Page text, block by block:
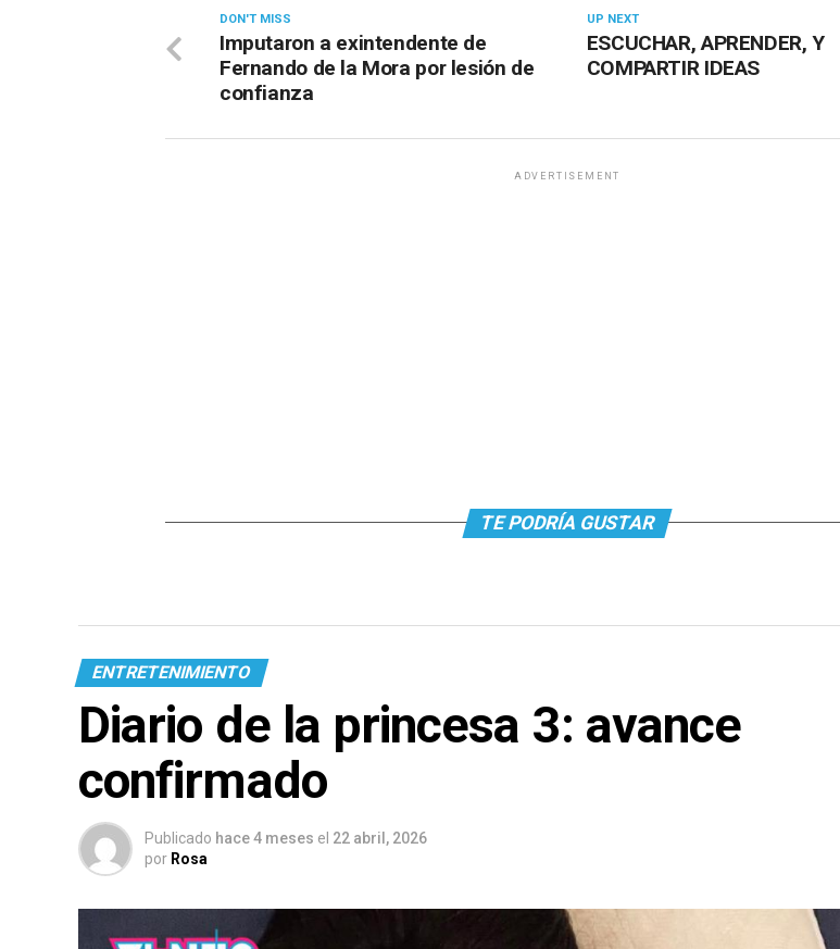
UP NEXT
ESCUCHAR, APRENDER, Y
COMPARTIR IDEAS
DON'T MISS
Imputaron a exintendente de
Fernando de la Mora por lesión de
confianza
ADVERTISEMENT
TE PODRÍA GUSTAR
ENTRETENIMIENTO
Diario de la princesa 3: avance
confirmado
Publicado hace 4 meses el 22 abril, 2026
por Rosa